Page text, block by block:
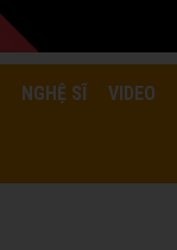
NGHỆ SĨ VIDEO